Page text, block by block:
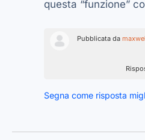
questa “funzione”
Pubblicata da
Segna come risposta